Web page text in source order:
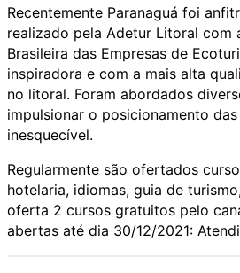
Recentemente Paranaguá foi
realizado pela Adetur Litoral com
Brasileira das Empresas de
inspiradora e com a mais alta
no litoral. Foram abordados
impulsionar o posicionamento
inesquecível.
Regularmente são ofertados
hotelaria, idiomas, guia de
oferta 2 cursos gratuitos pelo
abertas até dia 30/12/2021: